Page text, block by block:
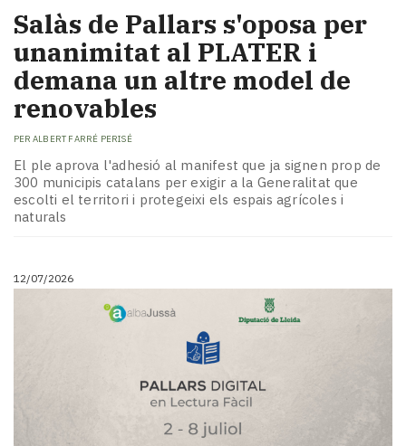
Salàs de Pallars s'oposa per
unanimitat al PLATER i
demana un altre model de
renovables
PER ALBERT FARRÉ PERISÉ
El ple aprova l'adhesió al manifest que ja signen prop de
300 municipis catalans per exigir a la Generalitat que
escolti el territori i protegeixi els espais agrícoles i
naturals
12/07/2026